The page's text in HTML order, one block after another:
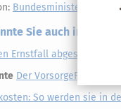
Bundesministerium für
Sie auch
Ernstfall abgesichert:
Der VorsorgePlaner:
So werden sie in